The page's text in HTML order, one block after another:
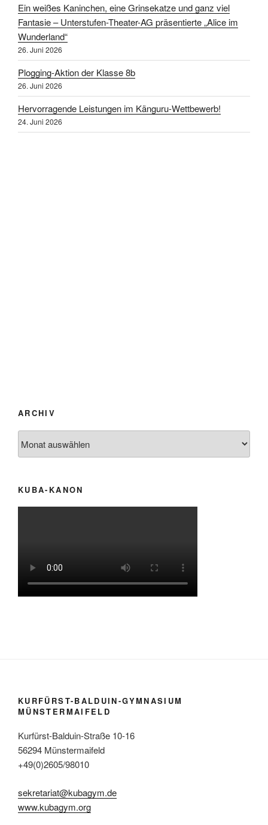
Ein weißes Kaninchen, eine Grinsekatze und ganz viel
Fantasie – Unterstufen-Theater-AG präsentierte „Alice im
Wunderland“
26. Juni 2026
Plogging-Aktion der Klasse 8b
26. Juni 2026
Hervorragende Leistungen im Känguru-Wettbewerb!
24. Juni 2026
ARCHIV
KUBA-KANON
KURFÜRST-BALDUIN-GYMNASIUM
MÜNSTERMAIFELD
Kurfürst-Balduin-Straße 10-16
56294 Münstermaifeld
+49(0)2605/98010
sekretariat@kubagym.de
www.kubagym.org